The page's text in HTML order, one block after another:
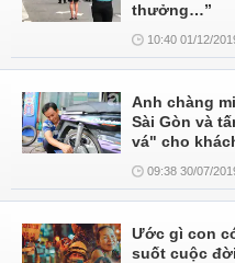
thưởng…”
10:40 01/12/
Anh chàng
Sài Gòn và
vá" cho
09:38 30/07/
Ước gì con
suốt cuộc